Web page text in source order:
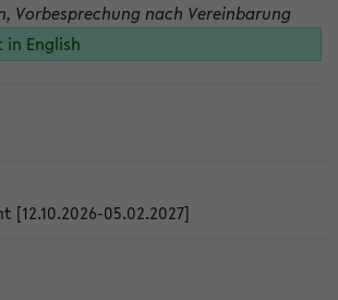
Vorbesprechung nach Vereinbarung
English
[12.10.2026-05.02.2027]